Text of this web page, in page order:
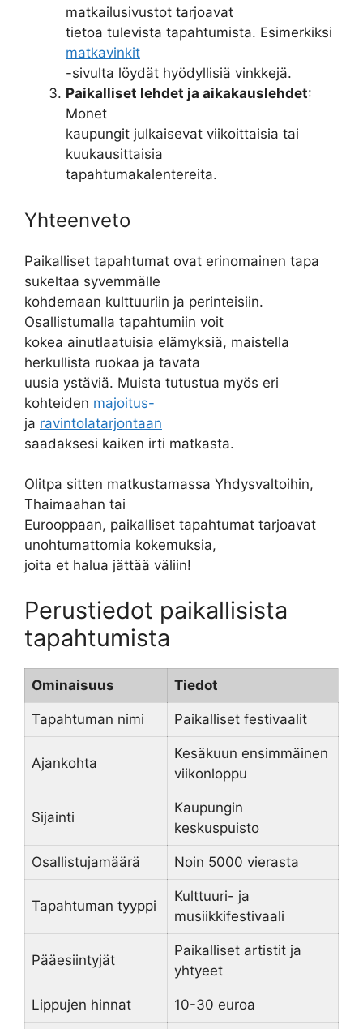
matkailusivustot tarjoavat
tietoa tulevista tapahtumista. Esimerkiksi
matkavinkit
-sivulta löydät hyödyllisiä vinkkejä.
Paikalliset lehdet ja aikakauslehdet:
Monet
kaupungit julkaisevat viikoittaisia tai
kuukausittaisia
tapahtumakalentereita.
Yhteenveto
Paikalliset tapahtumat ovat erinomainen tapa
sukeltaa syvemmälle
kohdemaan kulttuuriin ja perinteisiin.
Osallistumalla tapahtumiin voit
kokea ainutlaatuisia elämyksiä, maistella
herkullista ruokaa ja tavata
uusia ystäviä. Muista tutustua myös eri
kohteiden majoitus-
ja ravintolatarjontaan
saadaksesi kaiken irti matkasta.
Olitpa sitten matkustamassa Yhdysvaltoihin,
Thaimaahan tai
Eurooppaan, paikalliset tapahtumat tarjoavat
unohtumattomia kokemuksia,
joita et halua jättää väliin!
Perustiedot paikallisista
tapahtumista
Ominaisuus Tiedot
Tapahtuman nimi Paikalliset festivaalit
Ajankohta
Kesäkuun ensimmäinen
viikonloppu
Sijainti
Kaupungin
keskuspuisto
Osallistujamäärä Noin 5000 vierasta
Tapahtuman tyyppi
Kulttuuri- ja
musiikkifestivaali
Pääesiintyjät
Paikalliset artistit ja
yhtyeet
Lippujen hinnat 10-30 euroa